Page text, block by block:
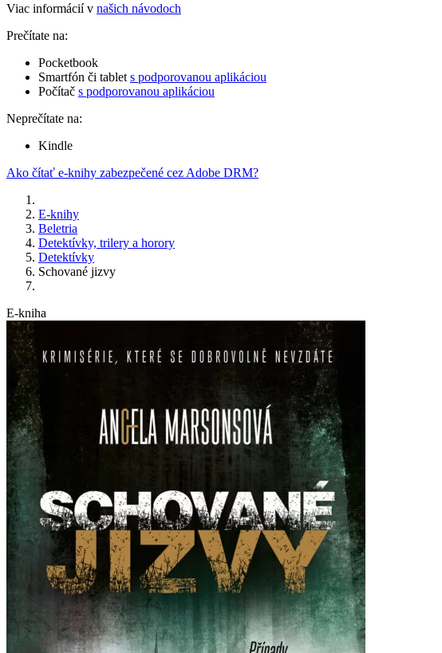
Viac informácií v našich návodoch
Prečítate na:
Pocketbook
Smartfón či tablet s podporovanou aplikáciou
Počítač s podporovanou aplikáciou
Neprečítate na:
Kindle
Ako čítať e-knihy zabezpečené cez Adobe DRM?
E-knihy
Beletria
Detektívky, trilery a horory
Detektívky
Schované jizvy
E-kniha